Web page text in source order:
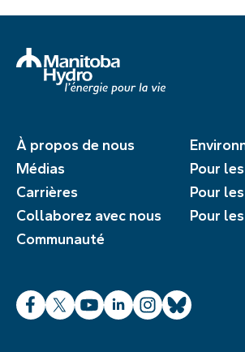
À propos de nous
Médias
Carrières
Collaborez avec nous
Communauté
Pour
Pour
Pour
Facebook
X YouTube
LinkedInInstagram
Bluesky